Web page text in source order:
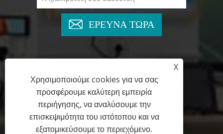
ΕΡΕΥΝΑ ΤΩΡΑ
marketing@topadkiosk.com
X
Χρησιμοποιούμε cookies για να σας
προσφέρουμε καλύτερη εμπειρία
περιήγησης, να αναλύσουμε την
επισκεψιμότητα του ιστότοπου και να
εξατομικεύσουμε το περιεχόμενο.